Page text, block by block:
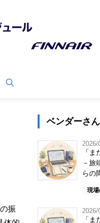
振
ベンダーさ
2026/
「
－旅
らの
現
2026/
「